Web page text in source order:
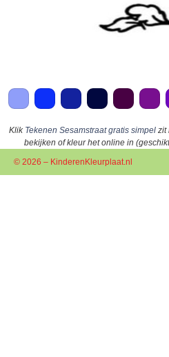
Klik Tekenen Sesamstraat gratis simpelzit
bekijken of kleur het online in
© 2026 – KinderenKleurplaat.nl